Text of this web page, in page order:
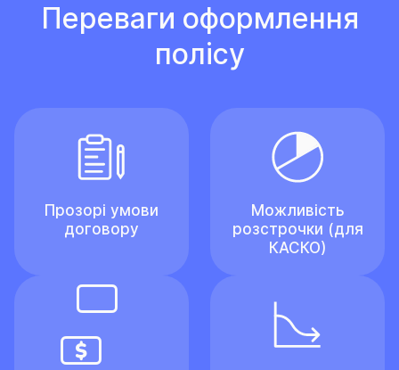
Переваги оформлення
полісу
Прозорі умови
договору
Можливість
розстрочки (для
КАСКО)